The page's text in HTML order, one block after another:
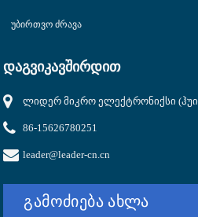
Უბირთვო Ძრავა
ᲓᲐᲒᲕᲘᲙᲐᲕᲨᲘᲠᲓᲘᲗ
ლიდერ მიკრო ელექტრონიქსი
86-15626780251
leader@leader-cn.cn
Გამოძიება Ახლა